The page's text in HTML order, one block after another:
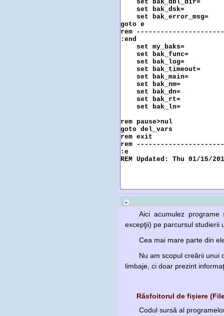
Aici acumulez
excepţii) pe parcursul studierii
Cea mai mare parte din
Nu am scopul creării unui
limbaje, ci doar prezint
Răsfoitorul de fișiere
Codul sursă al